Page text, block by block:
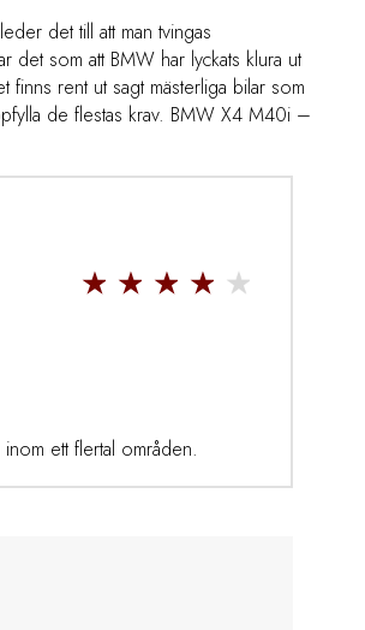
det till att man tvingas
det som att BMW har lyckats klura ut
rent ut sagt mästerliga bilar som
de flestas krav. BMW X4 M40i –
ett flertal områden.